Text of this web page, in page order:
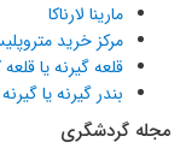
مارینا لارناکا
مرکز خرید
قلعه گیرنه یا قلعه
بندر گیرنه یا
مجله گردشگری